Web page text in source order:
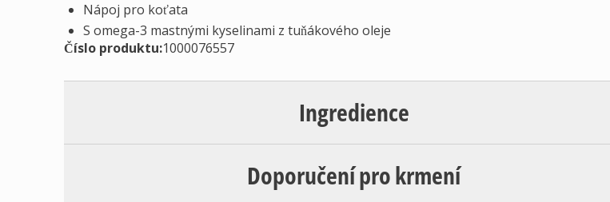
Nápoj pro koťata
S omega-3 mastnými kyselinami z tuňákového oleje
Číslo produktu:1000076557
Ingredience
Doporučení pro krmení